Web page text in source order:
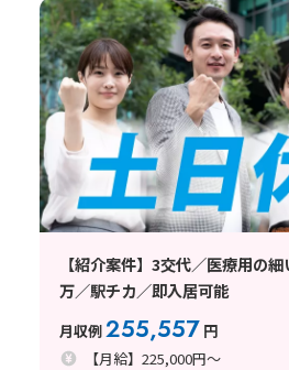
【紹介案件】3交代／医療用の
万／駅チカ／即入居可能
月収例255,557 円
【月給】225,000円～